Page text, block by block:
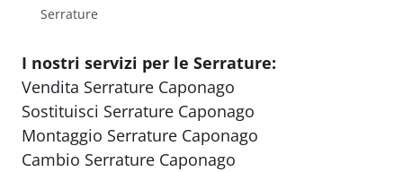
Serrature
I nostri servizi per le Serrature:
Vendita Serrature Caponago
Sostituisci Serrature Caponago
Montaggio Serrature Caponago
Cambio Serrature Caponago